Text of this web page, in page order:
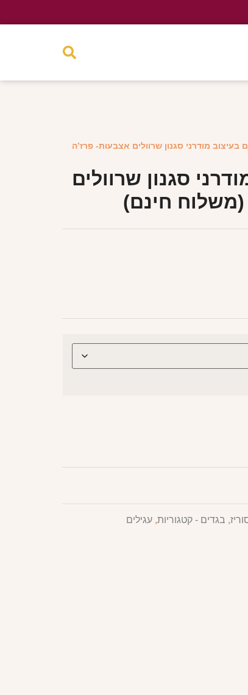
בעיצוב מודרני סגנון שרוולים אצבעות- פרז’ה
סגנון שרוולים
חינם)
, בגדים - קטגוריות, עגילים